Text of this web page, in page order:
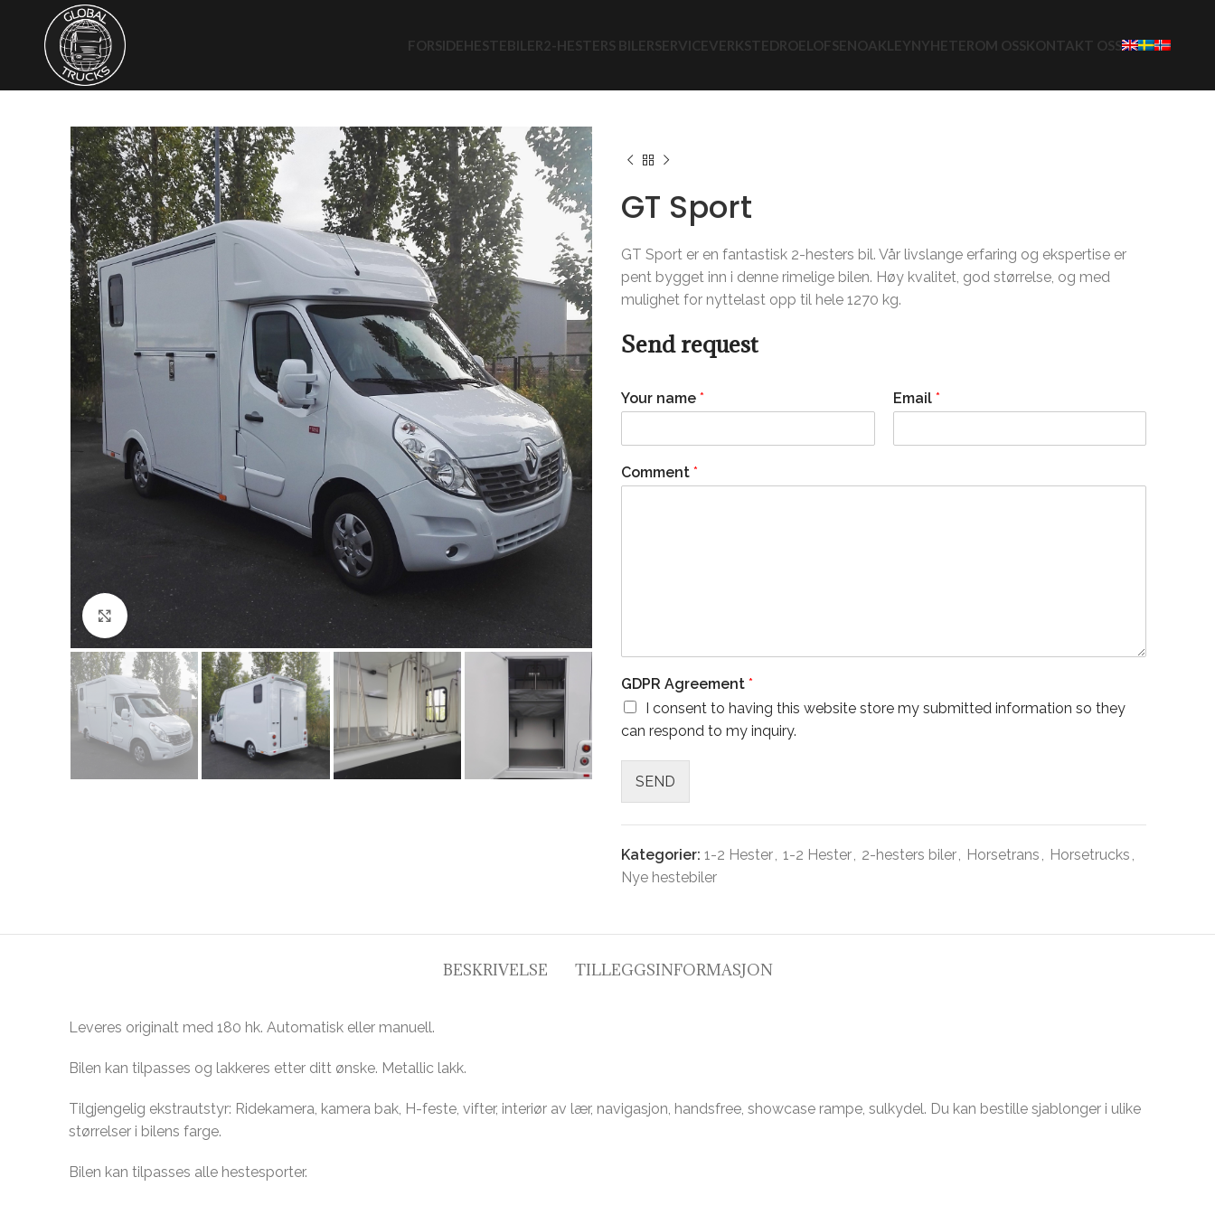
FORSIDEHESTEBILER2-HESTERS BILERSERVICEVERKSTEDROELOFSENOAKLEYNYHETEROM OSSKONTAKT OSS
Click to enlarge
GT Sport
GT Sport er en fantastisk 2-hesters bil. Vår livslange erfaring og ekspertise er
pent bygget inn i denne rimelige bilen. Høy kvalitet, god størrelse, og med
mulighet for nyttelast opp til hele 1270 kg.
Send request
Your name * Email *
Comment *
GDPR Agreement *
I consent to having this website store my submitted information so they
can respond to my inquiry.
SEND
Kategorier: 1-2 Hester, 1-2 Hester, 2-hesters biler, Horsetrans , Horsetrucks ,
Nye hestebiler
BESKRIVELSE TILLEGGSINFORMASJON
Leveres originalt med 180 hk. Automatisk eller manuell.
Bilen kan tilpasses og lakkeres etter ditt ønske. Metallic lakk.
Tilgjengelig ekstrautstyr: Ridekamera, kamera bak, H-feste, vifter, interiør av lær, navigasjon, handsfree, showcase rampe, sulkydel. Du kan bestille sjablonger i ulike
størrelser i bilens farge.
Bilen kan tilpasses alle hestesporter.